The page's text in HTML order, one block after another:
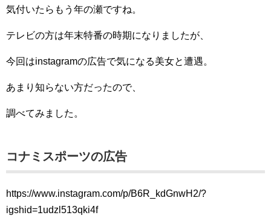
気付いたらもう年の瀬ですね。
テレビの方は年末特番の時期になりましたが、
今回はinstagramの広告で気になる美女と遭遇。
あまり知らない方だったので、
調べてみました。
コナミスポーツの広告
https://www.instagram.com/p/B6R_kdGnwH2/?
igshid=1udzl513qki4f